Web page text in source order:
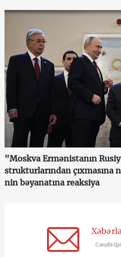
"Moskva Ermənistanın
strukturlarından çıxmasına
nin bəyanatına reaksiya
Cənubi